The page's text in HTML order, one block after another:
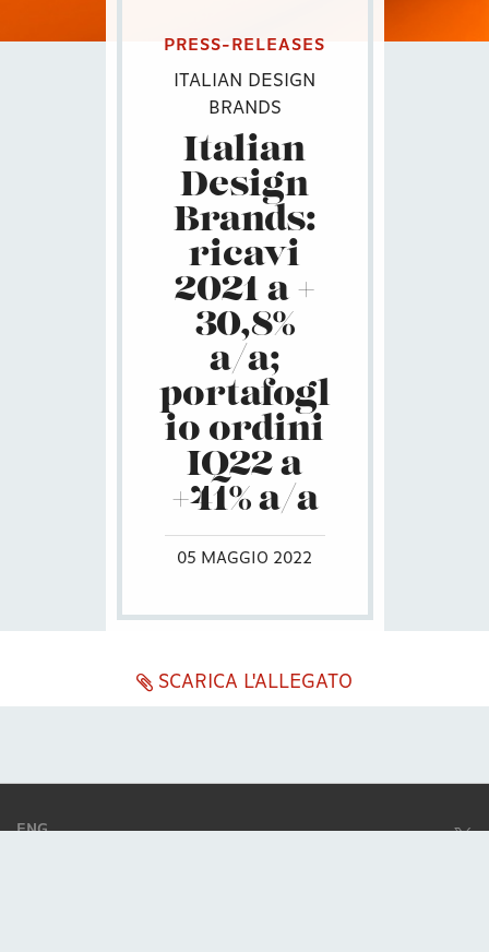
PRESS-RELEASES
ITALIAN DESIGN
BRANDS
Italian
Design
Brands:
ricavi
2021 a +
30,8%
a/a;
portafogl
io ordini
IQ22 a
+41% a/a
05 MAGGIO 2022
SCARICA L'ALLEGATO
ENG